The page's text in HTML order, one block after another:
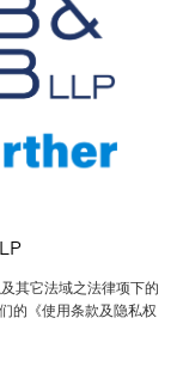
其它法域之法律项下的
的《使用条款及隐私权